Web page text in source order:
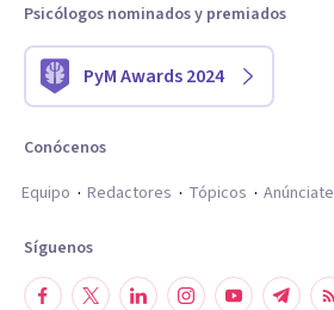
Psicólogos nominados y premiados
PyM Awards 2024
Conócenos
Equipo
Redactores Tópicos Anúnciate
Síguenos